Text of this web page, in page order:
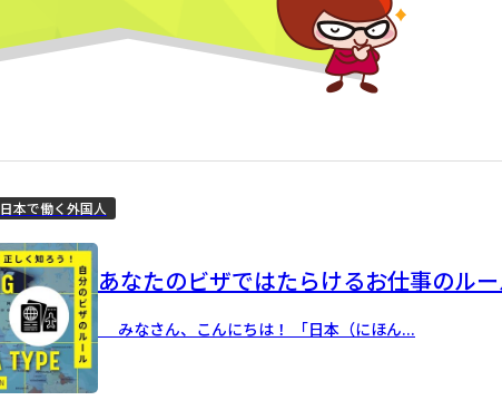
日本で働く外国人
あなたのビザではたらけるお仕事のル
みなさん、こんにちは！ 「日本（にほん...